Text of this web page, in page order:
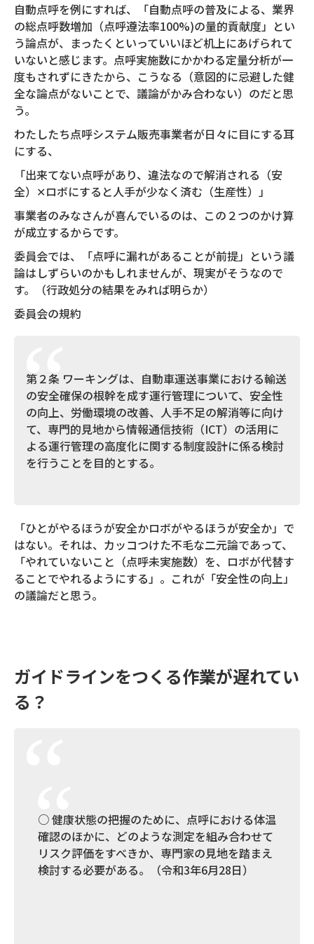
自動点呼を例にすれば、「自動点呼の普及による、業界
の総点呼数増加（点呼遵法率100%)の量的貢献度」とい
う論点が、まったくといっていいほど机上にあげられて
いないと感じます。点呼実施数にかかわる定量分析が一
度もされずにきたから、こうなる（意図的に忌避した健
全な論点がないことで、議論がかみ合わない）のだと思
う。
わたしたち点呼システム販売事業者が日々に目にする耳
にする、
「出来てない点呼があり、違法なので解消される（安
全）✕ロボにすると人手が少なく済む（生産性）」
事業者のみなさんが喜んでいるのは、この２つのかけ算
が成立するからです。
委員会では、「点呼に漏れがあることが前提」という議
論はしずらいのかもしれませんが、現実がそうなので
す。（行政処分の結果をみれば明らか）
委員会の規約
第２条 ワーキングは、自動車運送事業における輸送
の安全確保の根幹を成す運行管理について、安全性
の向上、労働環境の改善、人手不足の解消等に向け
て、専門的見地から情報通信技術（ICT）の活用に
よる運行管理の高度化に関する制度設計に係る検討
を行うことを目的とする。
「ひとがやるほうが安全かロボがやるほうが安全か」で
はない。それは、カッコつけた不毛な二元論であって、
「やれていないこと（点呼未実施数）を、ロボが代替す
ることでやれるようにする」。これが「安全性の向上」
の議論だと思う。
ガイドラインをつくる作業が遅れてい
る？
○ 健康状態の把握のために、点呼における体温
確認のほかに、どのような測定を組み合わせて
リスク評価をすべきか、専門家の見地を踏まえ
検討する必要がある。（令和3年6月28日）